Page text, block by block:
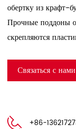
обертку из крафт-
Прочные поддоны
скрепляются
Связаться с нами
+86-